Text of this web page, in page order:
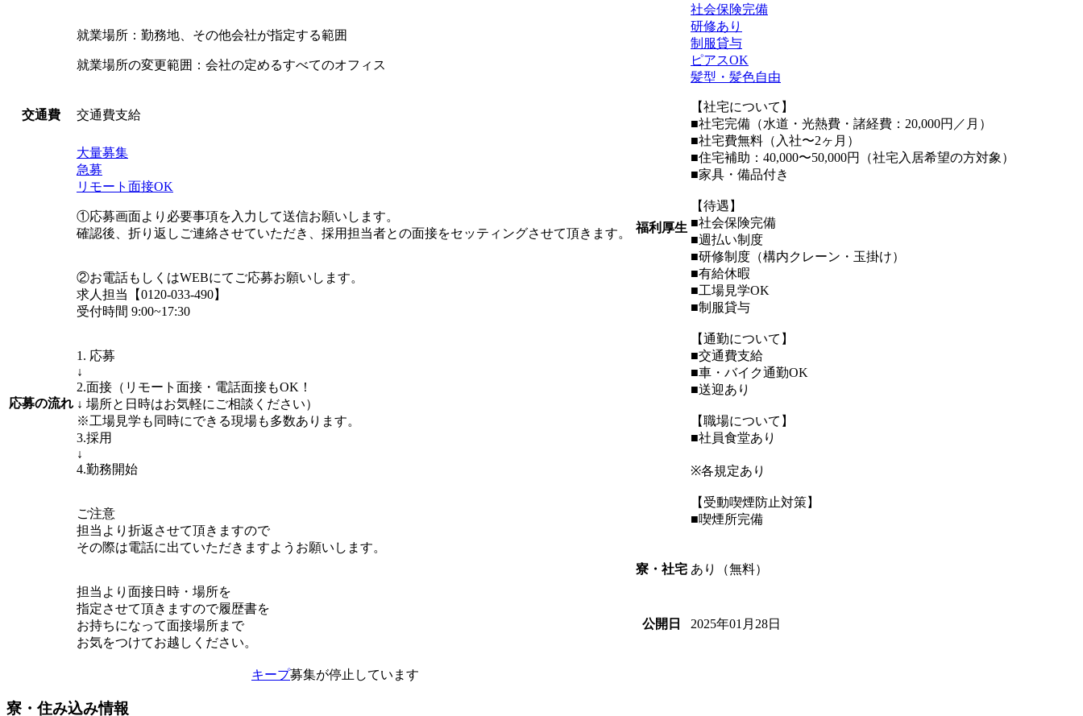
就業場所：勤務地、その他会社が指定する範囲
就業場所の変更範囲：会社の定めるすべてのオフィス
交通費 交通費支給
応募の流れ
大量募集
急募
リモート面接OK
①応募画面より必要事項を入力して送信お願いします。
確認後、折り返しご連絡させていただき、採用担当者との面接をセッティングさせて頂きます。
②お電話もしくはWEBにてご応募お願いします。
求人担当【0120‐033‐490】
受付時間 9:00~17:30
1. 応募
↓
2.面接（リモート面接・電話面接もOK！
↓ 場所と日時はお気軽にご相談ください）
※工場見学も同時にできる現場も多数あります。
3.採用
↓
4.勤務開始
ご注意
担当より折返させて頂きますので
その際は電話に出ていただきますようお願いします。
担当より面接日時・場所を
指定させて頂きますので履歴書を
お持ちになって面接場所まで
お気をつけてお越しください。
福利厚生
社会保険完備
研修あり
制服貸与
ピアスOK
髪型・髪色自由
【社宅について】
■社宅完備（水道・光熱費・諸経費：20,000円／月）
■社宅費無料（入社〜2ヶ月）
■住宅補助：40,000〜50,000円（社宅入居希望の方対象）
■家具・備品付き
【待遇】
■社会保険完備
■週払い制度
■研修制度（構内クレーン・玉掛け）
■有給休暇
■工場見学OK
■制服貸与
【通勤について】
■交通費支給
■車・バイク通勤OK
■送迎あり
【職場について】
■社員食堂あり
※各規定あり
【受動喫煙防止対策】
■喫煙所完備
寮・社宅 あり（無料）
公開日 2025年01月28日
キープ募集が停止しています
寮・住み込み情報